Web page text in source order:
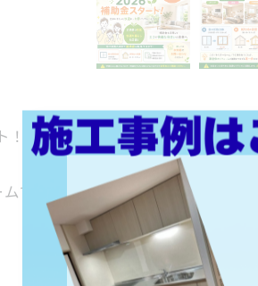
！】🌿
できるチャンスです！